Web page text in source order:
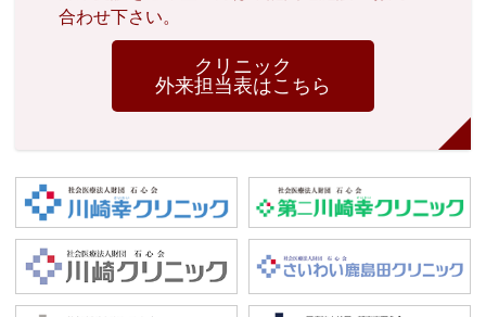
合わせ下さい。
クリニック
外来担当表はこちら